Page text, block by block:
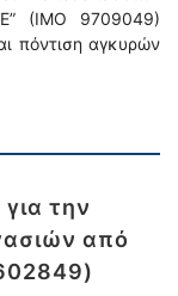
(IMO 9709049)
πόντιση αγκυρών
την
από